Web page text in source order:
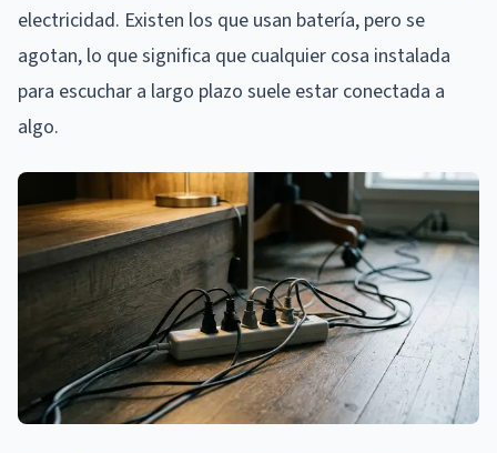
electricidad. Existen los que usan batería, pero se
agotan, lo que significa que cualquier cosa instalada
para escuchar a largo plazo suele estar conectada a
algo.